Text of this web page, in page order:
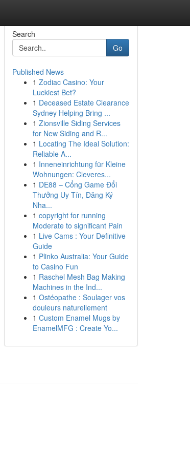
Search
Go
Published News
1 Zodiac Casino: Your
Luckiest Bet?
1 Deceased Estate Clearance
Sydney Helping Bring ...
1 Zionsville Siding Services
for New Siding and R...
1 Locating The Ideal Solution:
Reliable A...
1 Inneneinrichtung für Kleine
Wohnungen: Cleveres...
1 DE88 – Cổng Game Đổi
Thưởng Uy Tín, Đăng Ký
Nha...
1 copyright for running
Moderate to significant Pain
1 Live Cams : Your Definitive
Guide
1 Plinko Australia: Your Guide
to Casino Fun
1 Raschel Mesh Bag Making
Machines in the Ind...
1 Ostéopathe : Soulager vos
douleurs naturellement
1 Custom Enamel Mugs by
EnamelMFG : Create Yo...